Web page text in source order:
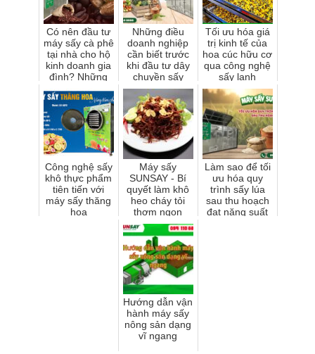
Có nên đầu tư
máy sấy cà phê
tại nhà cho hộ
kinh doanh gia
đình? Những
điều bạn cần
cân nhắc
Những điều
doanh nghiệp
cần biết trước
khi đầu tư dây
chuyền sấy
nông sản quy
mô lớn
Tối ưu hóa giá
trị kinh tế của
hoa cúc hữu cơ
qua công nghệ
sấy lạnh
SUNSAY
Công nghệ sấy
khô thực phẩm
tiên tiến với
máy sấy thăng
hoa
Máy sấy
SUNSAY - Bí
quyết làm khô
heo cháy tỏi
thơm ngon
Làm sao để tối
ưu hóa quy
trình sấy lúa
sau thu hoạch
đạt năng suất
Hướng dẫn vận
hành máy sấy
nông sản dạng
vĩ ngang